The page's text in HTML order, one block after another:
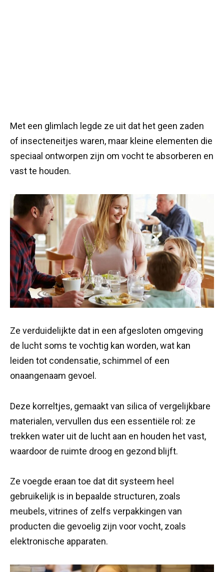
Met een glimlach legde ze uit dat het geen zaden
of insecteneitjes waren, maar kleine elementen die
speciaal ontworpen zijn om vocht te absorberen en
vast te houden.
Ze verduidelijkte dat in een afgesloten omgeving
de lucht soms te vochtig kan worden, wat kan
leiden tot condensatie, schimmel of een
onaangenaam gevoel.
Deze korreltjes, gemaakt van silica of vergelijkbare
materialen, vervullen dus een essentiële rol: ze
trekken water uit de lucht aan en houden het vast,
waardoor de ruimte droog en gezond blijft.
Ze voegde eraan toe dat dit systeem heel
gebruikelijk is in bepaalde structuren, zoals
meubels, vitrines of zelfs verpakkingen van
producten die gevoelig zijn voor vocht, zoals
elektronische apparaten.